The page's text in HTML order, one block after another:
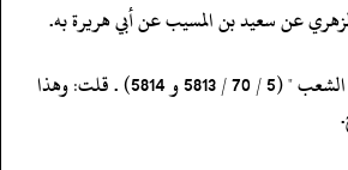
عن سعيد بن المسيب عن أبي هريرة به.